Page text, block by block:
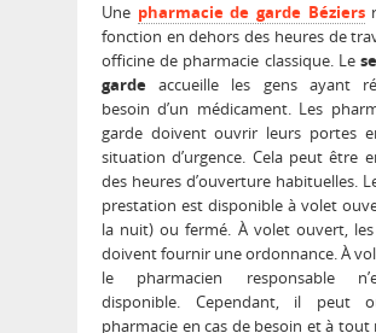
Une pharmacie de garde Béziers
fonction en dehors des heures de
officine de pharmacie classique. Le
garde accueille les gens ayant
besoin d’un médicament. Les
garde doivent ouvrir leurs portes
situation d’urgence. Cela peut être
des heures d’ouverture habituelles.
prestation est disponible à volet
la nuit) ou fermé. À volet ouvert, les
doivent fournir une ordonnance. À
le pharmacien responsable
disponible. Cependant, il peut
pharmacie en cas de besoin et à